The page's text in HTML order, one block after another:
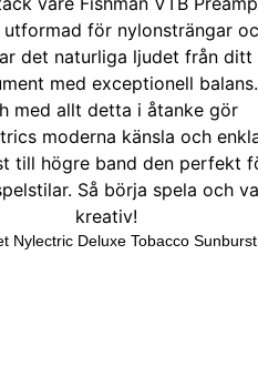
Nylectric Deluxe Tobacco Sunburst